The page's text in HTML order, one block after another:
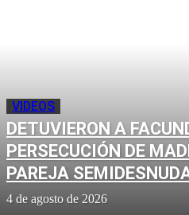
VIDEOS
DETUVIERON A
PERSECUCIÓN DE
PAREJA
4 de agosto de 2026